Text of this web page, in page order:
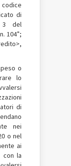
di
3 del
104”;
o
lo
di
nei
o nel
ai
con la